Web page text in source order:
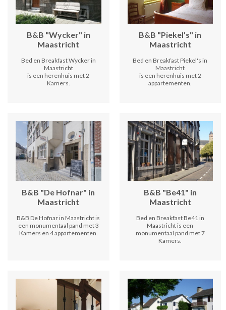
B&B "Wycker" in
Maastricht
Bed en Breakfast Wycker in
Maastricht
is een herenhuis met 2
Kamers.
B&B "Piekel's" in
Maastricht
Bed en Breakfast Piekel's in
Maastricht
is een herenhuis met 2
appartementen.
B&B "De Hofnar" in
Maastricht
B&B De Hofnar in Maastricht is
een monumentaal pand met 3
Kamers en 4 appartementen.
B&B "Be41" in
Maastricht
Bed en Breakfast Be41 in
Maastricht is een
monumentaal pand met 7
Kamers.